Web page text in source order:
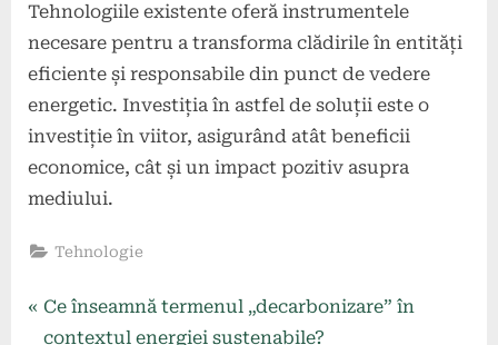
Tehnologiile existente oferă instrumentele
necesare pentru a transforma clădirile în entități
eficiente și responsabile din punct de vedere
energetic. Investiția în astfel de soluții este o
investiție în viitor, asigurând atât beneficii
economice, cât și un impact pozitiv asupra
mediului.
Tehnologie
Navigare
P
r
Ce înseamnă termenul „decarbonizare” în
contextul energiei sustenabile?